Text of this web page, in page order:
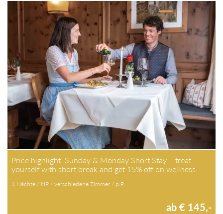
Price highlight: Sunday & Monday Short Stay – treat
yourself with short break and get 15% off on wellness…
1 Nächte / HP / verschiedene Zimmer / p.P.
ab € 145,-